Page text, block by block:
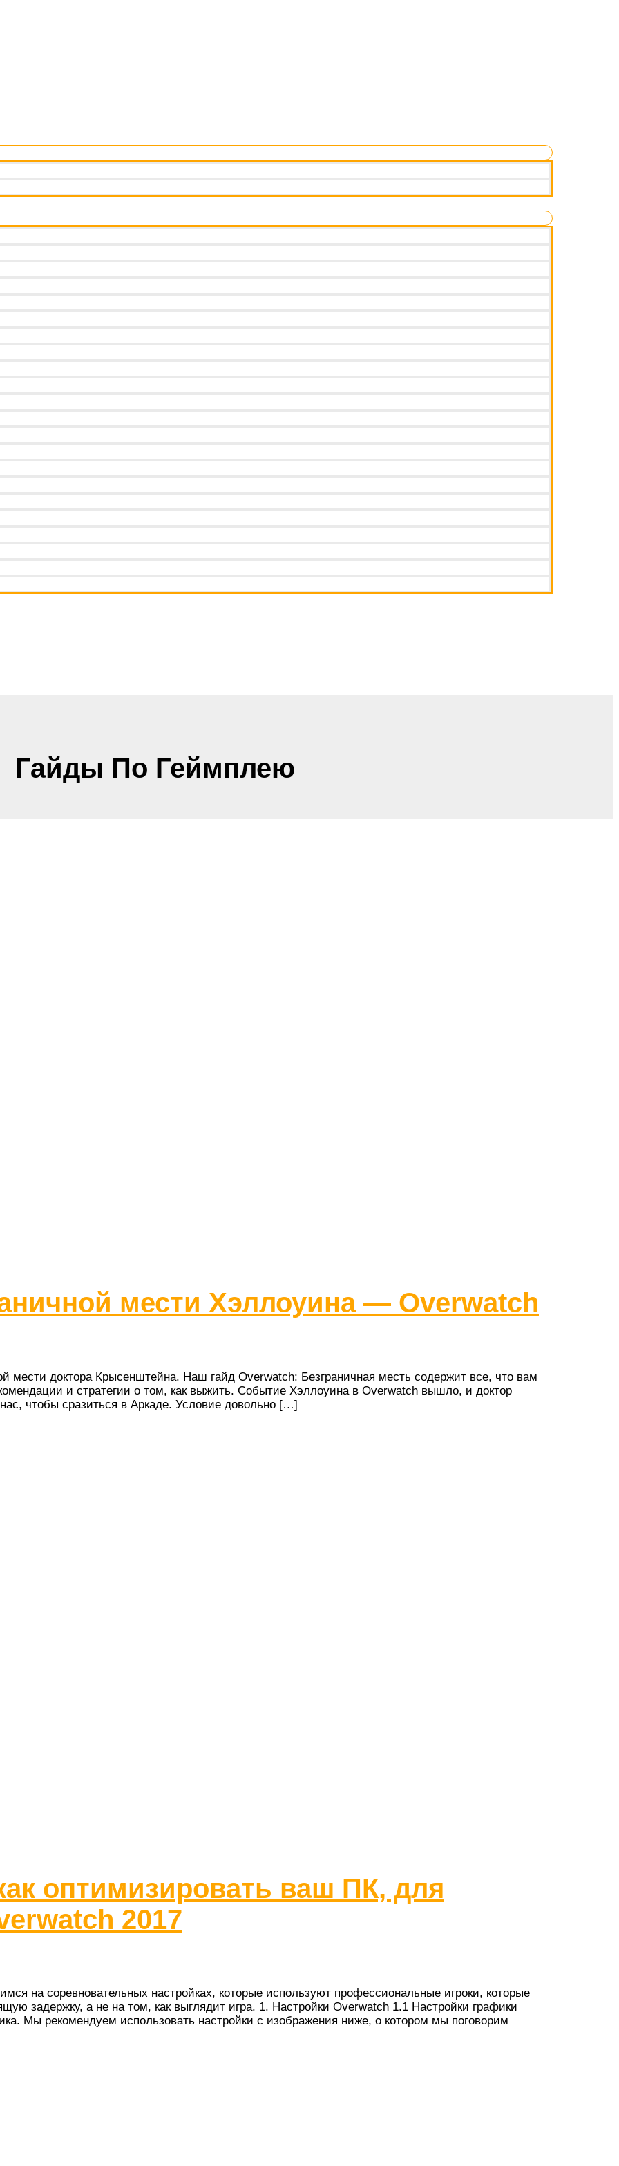
Гайды По Геймплею
мести Хэллоуина — Overwatch
мести доктора Крысенштейна. Наш гайд Overwatch: Безграничная месть содержит все, что вам
и стратегии о том, как выжить. Событие Хэллоуина в Overwatch вышло, и доктор
чтобы сразиться в Аркаде. Условие довольно […]
оптимизировать ваш ПК, для
2017
на соревновательных настройках, которые используют профессиональные игроки, которые
задержку, а не на том, как выглядит игра. 1. Настройки Overwatch 1.1 Настройки графики
Мы рекомендуем использовать настройки с изображения ниже, о котором мы поговорим